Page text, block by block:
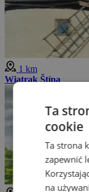
1 km
Wiatrak Štípa
Ta
cookie
Ta strona
zapewnić
na